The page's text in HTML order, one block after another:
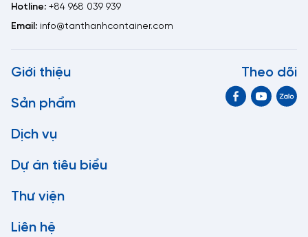
Hotline: +84 968 039 939
Email: info@tanthanhcontainer.com
Giới thiệu
Sản phẩm
Dịch vụ
Dự án tiêu biểu
Thư viện
Liên hệ
Theo dõi